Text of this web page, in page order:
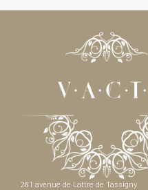
281 avenue de Lattre de Tassigny